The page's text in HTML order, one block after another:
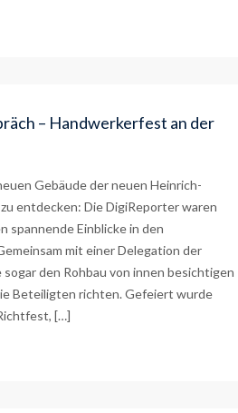
– Handwerkerfest an der
Gebäude der neuen Heinrich-
entdecken: Die DigiReporter waren
spannende Einblicke in den
mit einer Delegation der
den Rohbau von innen besichtigen
Beteiligten richten. Gefeiert wurde
[…]